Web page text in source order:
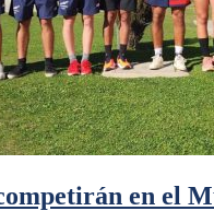
en el